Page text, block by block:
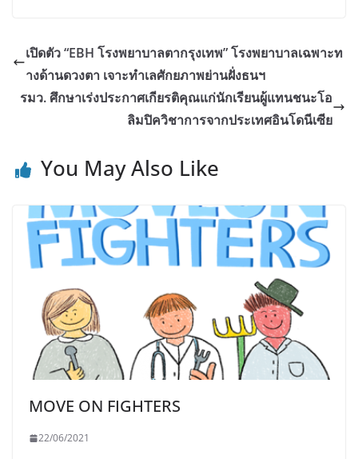
เปิดตัว “EBH โรงพยาบาลตากรุงเทพ” โรงพยาบาลเฉพาะท
างด้านดวงตา เจาะทำเลศักยภาพย่านฝั่งธนฯ
รมว. ศึกษาเร่งประกาศเกียรติคุณแก่นักเรียนผู้แทนชนะโอ
ลิมปิควิชาการจากประเทศอินโดนีเซีย
You May Also Like
MOVE ON FIGHTERS
22/06/2021